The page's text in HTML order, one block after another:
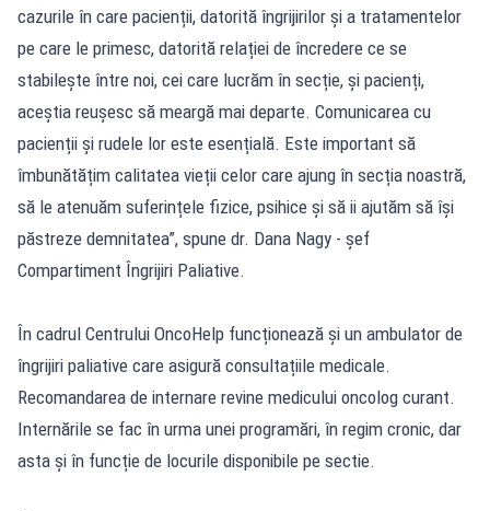
cazurile în care pacienții, datorită îngrijirilor și a tratamentelor
pe care le primesc, datorită relației de încredere ce se
stabilește între noi, cei care lucrăm în secție, și pacienți,
aceștia reușesc să meargă mai departe. Comunicarea cu
pacienții și rudele lor este esențială. Este important să
îmbunătățim calitatea vieții celor care ajung în secția noastră,
să le atenuăm suferințele fizice, psihice și să ii ajutăm să își
păstreze demnitatea”, spune dr. Dana Nagy - șef
Compartiment Îngrijiri Paliative.
În cadrul Centrului OncoHelp funcționează și un ambulator de
îngrijiri paliative care asigură consultațiile medicale.
Recomandarea de internare revine medicului oncolog curant.
Internările se fac în urma unei programări, în regim cronic, dar
asta și în funcție de locurile disponibile pe sectie.